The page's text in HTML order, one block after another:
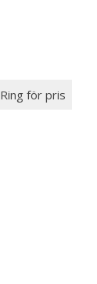
Ring för pris